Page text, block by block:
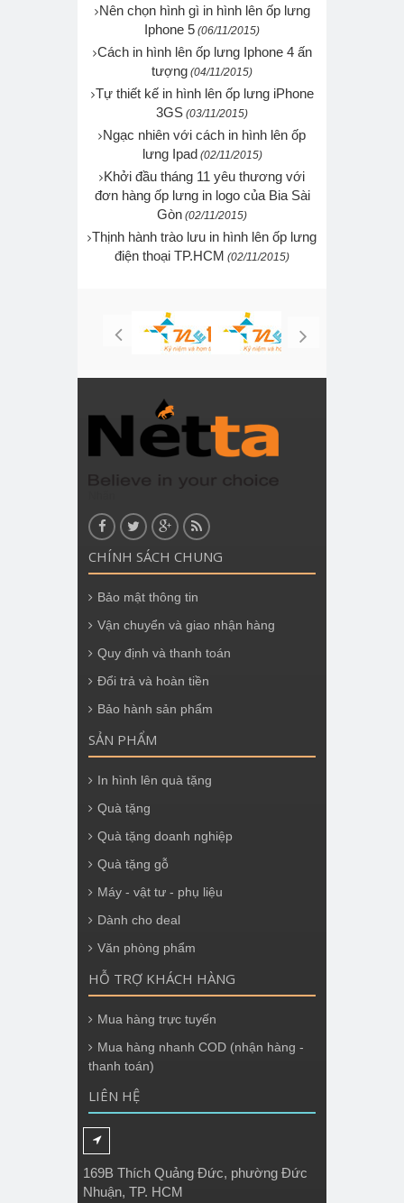
Nên chọn hình gì in hình lên ốp lưng
Iphone 5 (06/11/2015)
Cách in hình lên ốp lưng Iphone 4 ấn
tượng (04/11/2015)
Tự thiết kế in hình lên ốp lưng iPhone
3GS (03/11/2015)
Ngạc nhiên với cách in hình lên ốp
lưng Ipad (02/11/2015)
Khởi đầu tháng 11 yêu thương với
đơn hàng ốp lưng in logo của Bia Sài
Gòn (02/11/2015)
Thịnh hành trào lưu in hình lên ốp lưng
điện thoại TP.HCM (02/11/2015)
CHÍNH SÁCH CHUNG
Bảo mật thông tin
Vận chuyển và giao nhận hàng
Quy định và thanh toán
Đổi trả và hoàn tiền
Bảo hành sản phẩm
SẢN PHẨM
In hình lên quà tặng
Quà tặng
Quà tặng doanh nghiệp
Quà tặng gỗ
Máy - vật tư - phụ liệu
Dành cho deal
Văn phòng phẩm
HỖ TRỢ KHÁCH HÀNG
Mua hàng trực tuyến
Mua hàng nhanh COD (nhận hàng -
thanh toán)
LIÊN HỆ
169B Thích Quảng Đức, phường Đức
Nhuận, TP. HCM